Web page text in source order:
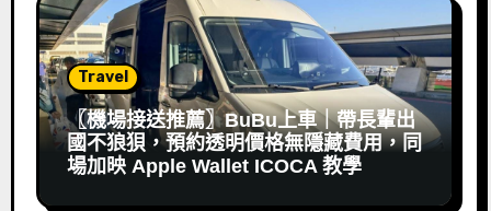
Travel
〖機場接送推薦〗BuBu上車｜帶長輩出
國不狼狽，預約透明價格無隱藏費用，同
場加映 Apple Wallet ICOCA 教學